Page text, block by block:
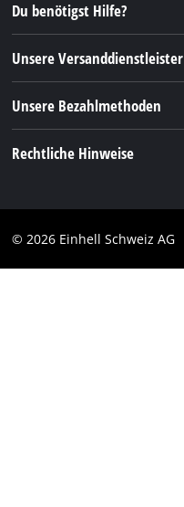
Instagram
TikTok
Pinterest
Du benötigst Hilfe?
Unsere Versanddienstleister
Unsere Bezahlmethoden
Rechtliche Hinweise
Impressum
© 2026 Einhell Schweiz AG